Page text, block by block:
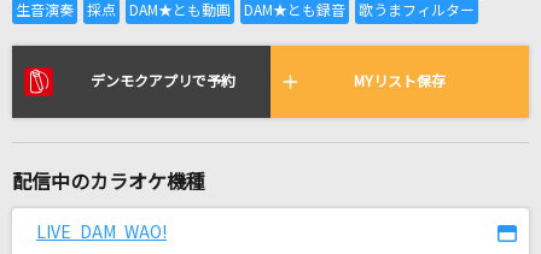
全国りれき
リアルタイムで歌われている曲の一覧
オレンジ
デンモクアプリで予約 MYリスト保存
配信中のカラオケ機種
LIVE DAM WAO!